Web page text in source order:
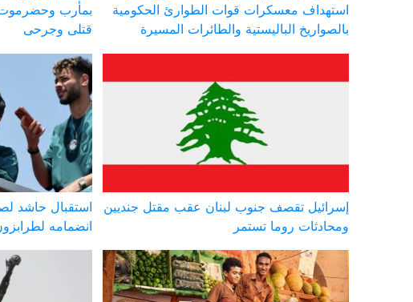
استهداف معسكرات قوات الطوارئ الحكومية
بالصواريخ الباليستية والطائرات المسيرة
بمأرب
قتلى وجرحى
إسرائيل تقصف جنوب لبنان عقب مقتل جنديين
ومحادثات روما تستمر
استقبال حاشد
انضمامه